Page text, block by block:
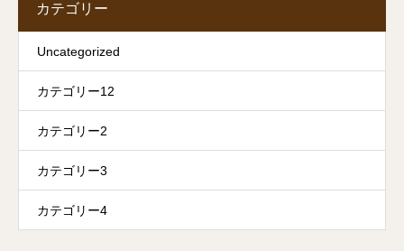
カテゴリー
Uncategorized
カテゴリー12
カテゴリー2
カテゴリー3
カテゴリー4